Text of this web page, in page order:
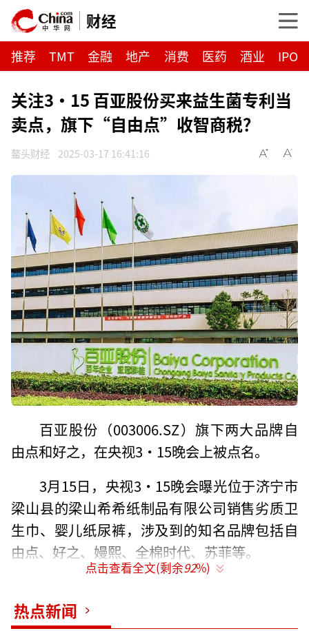
财经
推荐 TMT 金融 地产 消费 医药 酒业 IPO
关注3·15 百亚股份买来益生菌专利当
卖点，旗下“自由点”收智商税？
鳌头财经 2025-03-17 16:41:16
百亚股份（003006.SZ）旗下两大品牌自
由点和好之，在央视3·15晚会上被点名。
3月15日，央视3·15晚会曝光位于济宁市
梁山县的梁山希希纸制品有限公司销售劣质卫
生巾、婴儿纸尿裤，涉及到的知名品牌包括自
由点、好之、嫚熙、全棉时代、苏菲等。
的内容。
点击查看全文(剩余92%)
热点新闻